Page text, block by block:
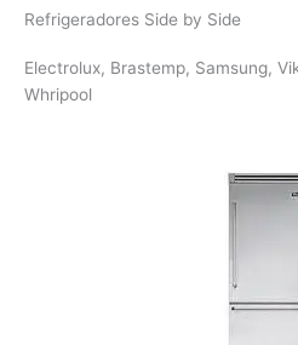
Refrigeradores Side by Side
Electrolux, Brastemp, Samsung,
Whripool